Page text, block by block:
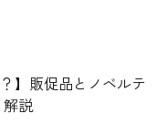
？】販促品とノベルテ
説